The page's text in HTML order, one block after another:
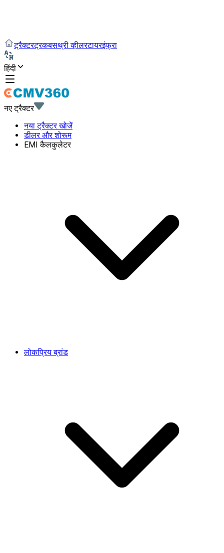
ट्रैक्टरट्रकबसथ्री व्हीलरटायरइंफ्रा
हिंदी
नए ट्रैक्टर
नया ट्रैक्टर खोजें
डीलर और शोरूम
EMI कैलकुलेटर
लोकप्रिय ब्रांड